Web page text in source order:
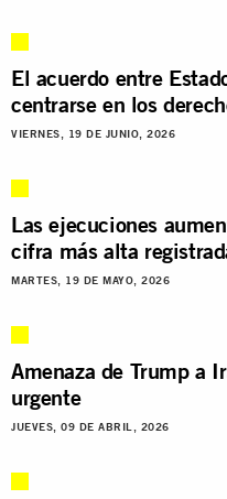
El acuerdo entre
centrarse en los
VIERNES, 19 DE JUNIO, 2026
Las ejecuciones
cifra más alta
MARTES, 19 DE MAYO, 2026
Amenaza de Trump a
urgente
JUEVES, 09 DE ABRIL, 2026